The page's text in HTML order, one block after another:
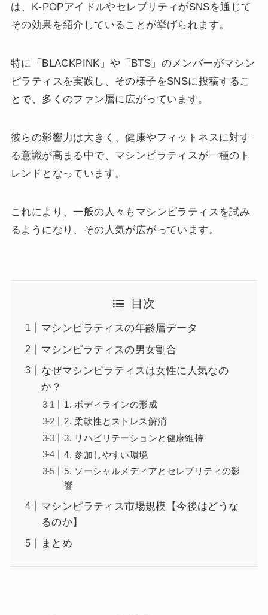
は、K-POPアイドルやセレブリティがSNSを通じて
その効果を紹介していることが挙げられます。
特に「BLACKPINK」や「BTS」のメンバーがマシン
ピラティスを実践し、その様子をSNSに投稿するこ
とで、多くのファン層に広がっています。
彼らの影響力は大きく、健康やフィットネスに対す
る意識が高まる中で、マシンピラティスが一種のト
レンドとなっています。
これにより、一般の人々もマシンピラティスを試み
るようになり、その人気が広がっています。
目次
マシンピラティスの年齢層データ
マシンピラティスの男女割合
なぜマシンピラティスは女性に人気なの
か？
1. ボディラインの形成
2. 柔軟性とストレス解消
3. リハビリテーションと健康維持
4. 参加しやすい環境
5. ソーシャルメディアとセレブリティの影
響
マシンピラティス市場規模【今後はどうな
るのか】
まとめ